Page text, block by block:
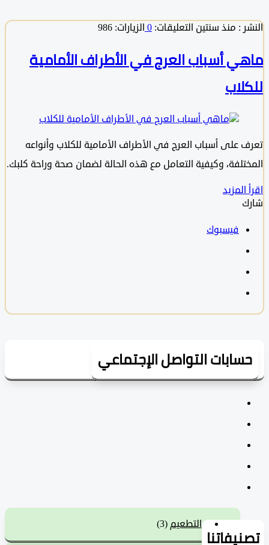
: منذ سنتينالتعليقات:0الزيارات: 986
أسباب العرج في الأطراف الأمامية
على أسباب العرج في الأطراف الأمامية للكلاب وأنواعه
وكيفية التعامل مع هذه الحالة لضمان صحة وراحة كلبك.
فيسبوك
التواصل الإجتماعي
التطعيم(3)